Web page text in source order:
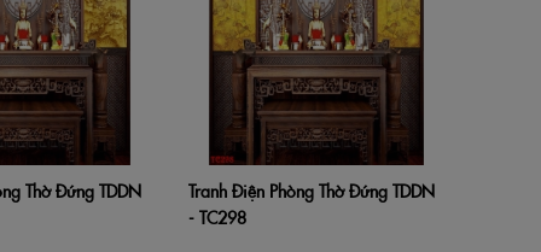
Xem nhanh
Thờ Đứng TDDN
Thêm vào giỏ hàng Xem nhanh
Tranh Điện Phòng Thờ Đứng TDDN
- TC298